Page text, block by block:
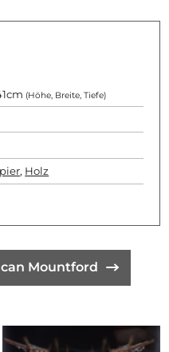
(Höhe, Breite, Tiefe)
, Holz
Mountford